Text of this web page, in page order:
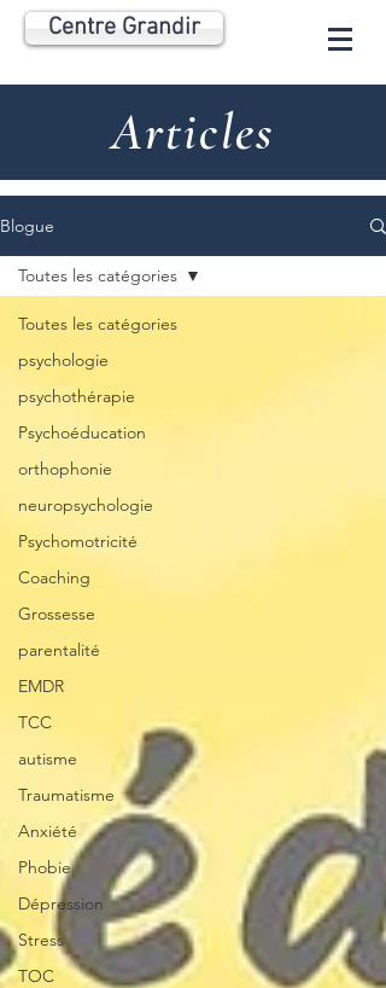
Centre Grandir
Articles
Blogue
Toutes les catégories
psychologie
psychothérapie
Psychoéducation
orthophonie
neuropsychologie
Psychomotricité
Coaching
Grossesse
parentalité
EMDR
TCC
autisme
Traumatisme
Anxiété
Phobie
Dépression
Stress
TOC
Toutes les catégories